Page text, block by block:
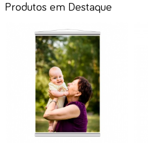
Produtos em Destaque